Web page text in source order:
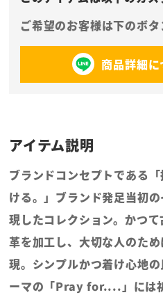
商品詳細
ブランドコンセプトである
ける。」ブランド発足当初
現したコレクション。かつ
革を加工し、大切な人のた
現。シンプルかつ着け心地
ーマの「Pray for....」には